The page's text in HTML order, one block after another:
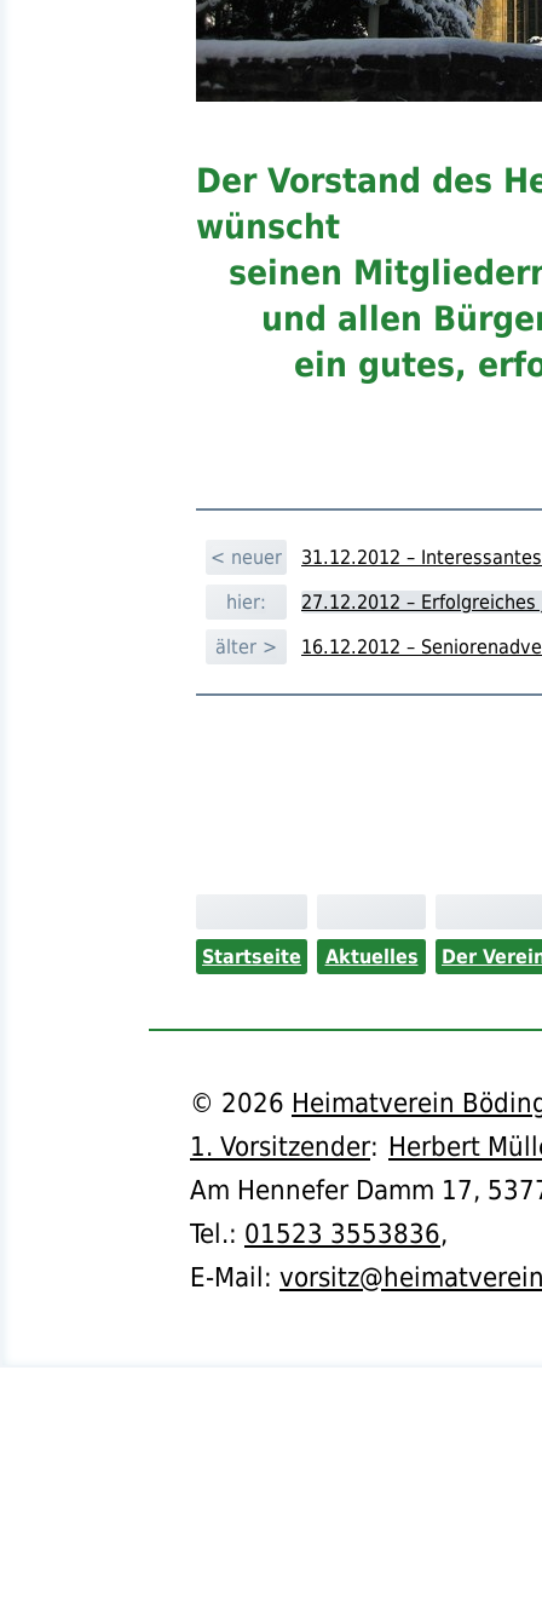
Der Vorstand des
wünscht
seinen
und allen
ein gutes,
< neuer
31.12.2012 –
hier:
27.12.2012 – Erfolgreiches
älter >
16.12.2012 –
Startseite Aktuelles Der
© 2026 Heimatverein
1. Vorsitzender: Herbert
Am Hennefer Damm 17,
Tel.: 01523 3553836,
E-Mail: